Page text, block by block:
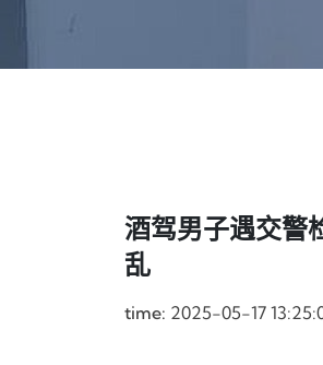
酒驾男子遇交警
乱
time: 2025-05-17